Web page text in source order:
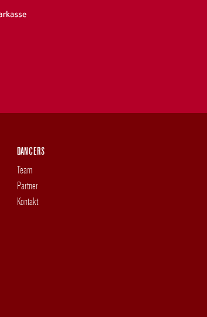
DANCERS
Team
Partner
Kontakt